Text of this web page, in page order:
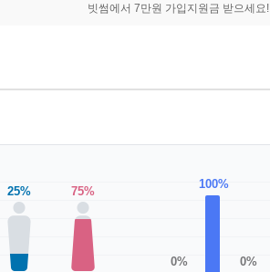
빗썸에서 7만원 가입지원금 받으세요!
25% 75%
0%
100%
0%